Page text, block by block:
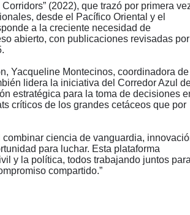
(2022), que trazó por primera
desde el Pacífico Oriental y el
a la creciente necesidad de
abierto, con publicaciones revisadas por
Yacqueline Montecinos, coordinadora de
lidera la iniciativa del Corredor Azul
estratégica para la toma de decisiones
críticos de los grandes cetáceos que por
combinar ciencia de vanguardia,
para luchar. Esta plataforma
y la política, todos trabajando juntos para
compartido.”